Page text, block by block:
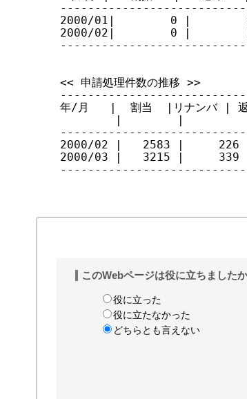
2000/01|        0 |        0
2000/02|        0 |        0
<< 申請処理件数の推移 >>
年/月   |  割当  |リナンバ |
|        |
2000/02 |   2583 |
2000/03 |   3215 |
このWebページは役に立ちました
役に立った
役に立たなかった
どちらとも言えない